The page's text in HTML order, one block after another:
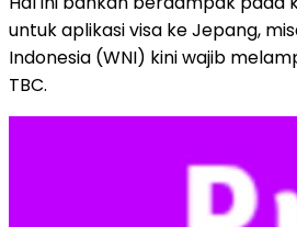
untuk aplikasi visa ke Jepang,
Indonesia (WNI) kini wajib
TBC.